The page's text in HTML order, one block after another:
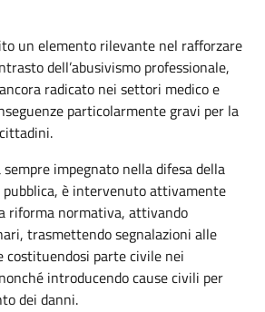
un elemento rilevante nel rafforzare
dell’abusivismo professionale,
radicato nei settori medico e
particolarmente gravi per la
sempre impegnato nella difesa della
è intervenuto attivamente
riforma normativa, attivando
trasmettendo segnalazioni alle
parte civile nei
introducendo cause civili per
dei danni.